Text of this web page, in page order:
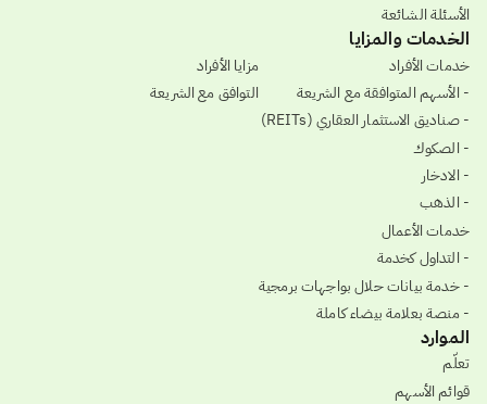
الأسئلة الشائعة
الخدمات والمزايا
خدمات الأفراد
- الأسهم المتوافقة مع الشريعة
- صناديق الاستثمار العقاري (REITs)
- الصكوك
- الادخار
- الذهب
خدمات الأعمال
- التداول كخدمة
- خدمة بيانات حلال بواجهات برمجية
- منصة بعلامة بيضاء كاملة
مزايا الأفراد
التوافق مع الشريعة
الموارد
تعلّم
قوائم الأسهم